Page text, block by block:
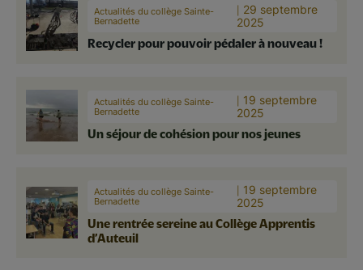
Actualités du collège Sainte-
Bernadette
29 septembre
2025
Recycler pour pouvoir pédaler à nouveau !
Actualités du collège Sainte-
Bernadette
19 septembre
2025
Un séjour de cohésion pour nos jeunes
Actualités du collège Sainte-
Bernadette
19 septembre
2025
Une rentrée sereine au Collège Apprentis
d’Auteuil